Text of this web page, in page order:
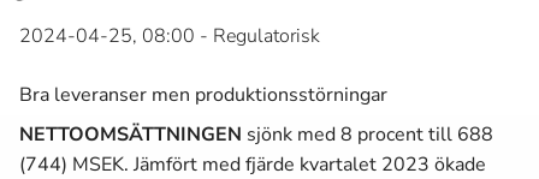
2024-04-25, 08:00 - Regulatorisk
Bra leveranser men produktionsstörningar
NETTOOMSÄTTNINGEN sjönk med 8 procent till 688
(744) MSEK. Jämfört med fjärde kvartalet 2023 ökade